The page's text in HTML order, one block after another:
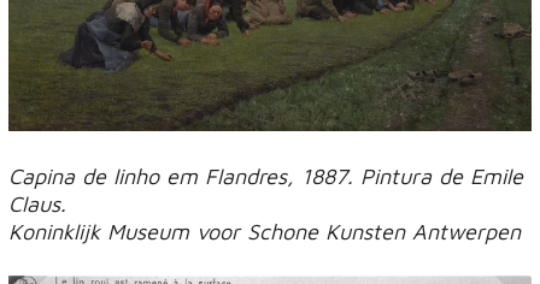
Capina de linho em Flandres, 1887. Pintura de Emile
Claus.
Koninklijk Museum voor Schone Kunsten Antwerpen